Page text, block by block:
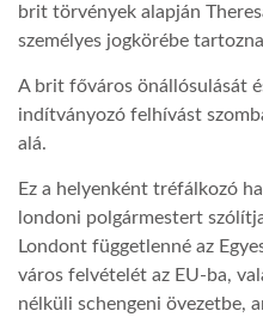
brit törvények alapján
személyes jogkörébe
A brit főváros önállósulását
indítványozó felhívást
alá.
Ez a helyenként tréfálkozó
londoni polgármestert
Londont függetlenné az
város felvételét az EU-ba,
nélküli schengeni övezetbe,